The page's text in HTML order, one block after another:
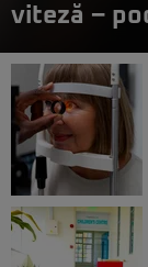
viteză –